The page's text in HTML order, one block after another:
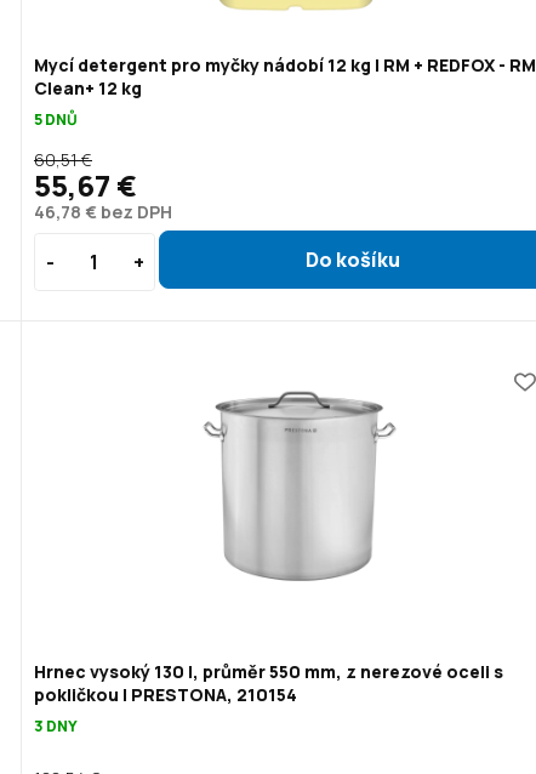
Mycí detergent pro myčky nádobí 12 kg | RM + REDFOX - RM
Clean+ 12 kg
5 DNŮ
46,78 € bez DPH
60,51 €
55,67 €
Hrnec vysoký 130 l, průměr 550 mm, z nerezové oceli s
pokličkou | PRESTONA, 210154
3 DNY